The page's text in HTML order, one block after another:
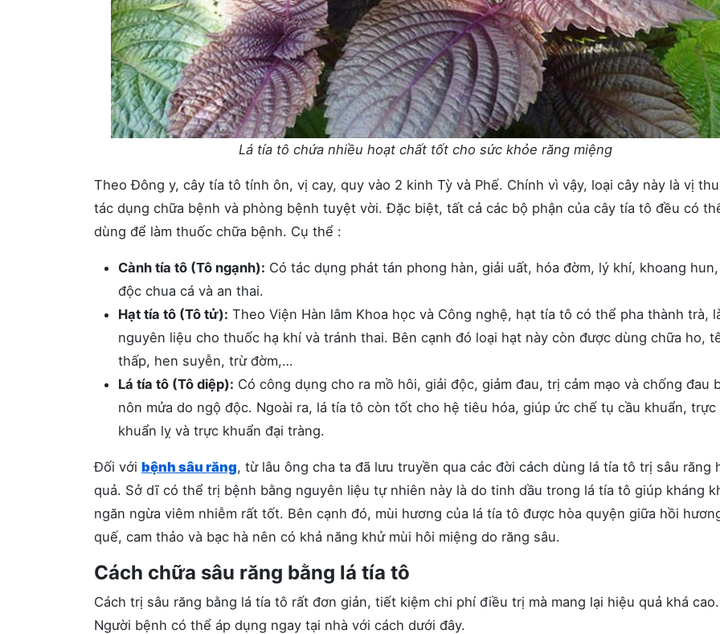
Lá tía tô chứa nhiều hoạt chất tốt cho sức khỏe răng miệng
Theo Đông y, cây tía tô tính ôn, vị cay, quy vào 2 kinh Tỳ và Phế. Chính vì vậy, loại cây này là vị
tác dụng chữa bệnh và phòng bệnh tuyệt vời. Đặc biệt, tất cả các bộ phận của cây tía tô đều có
dùng để làm thuốc chữa bệnh. Cụ thể :
Cành tía tô (Tô ngạnh): Có tác dụng phát tán phong hàn, giải uất, hóa đờm, lý khí, khoang
độc chua cá và an thai.
Hạt tía tô (Tô tử): Theo Viện Hàn lâm Khoa học và Công nghệ, hạt tía tô có thể pha thành trà,
nguyên liệu cho thuốc hạ khí và tránh thai. Bên cạnh đó loại hạt này còn được dùng chữa ho,
thấp, hen suyễn, trừ đờm,…
Lá tía tô (Tô diệp): Có công dụng cho ra mồ hôi, giải độc, giảm đau, trị cảm mạo và chống đau
nôn mửa do ngộ độc. Ngoài ra, lá tía tô còn tốt cho hệ tiêu hóa, giúp ức chế tụ cầu khuẩn, trực
khuẩn lỵ và trực khuẩn đại tràng.
Đối với bệnh sâu răng, từ lâu ông cha ta đã lưu truyền qua các đời cách dùng lá tía tô trị sâu răng
quả. Sở dĩ có thể trị bệnh bằng nguyên liệu tự nhiên này là do tinh dầu trong lá tía tô giúp kháng
ngăn ngừa viêm nhiễm rất tốt. Bên cạnh đó, mùi hương của lá tía tô được hòa quyện giữa hồi
quế, cam thảo và bạc hà nên có khả năng khử mùi hôi miệng do răng sâu.
Cách chữa sâu răng bằng lá tía tô
Cách trị sâu răng bằng lá tía tô rất đơn giản, tiết kiệm chi phí điều trị mà mang lại hiệu quả khá cao.
Người bệnh có thể áp dụng ngay tại nhà với cách dưới đây.